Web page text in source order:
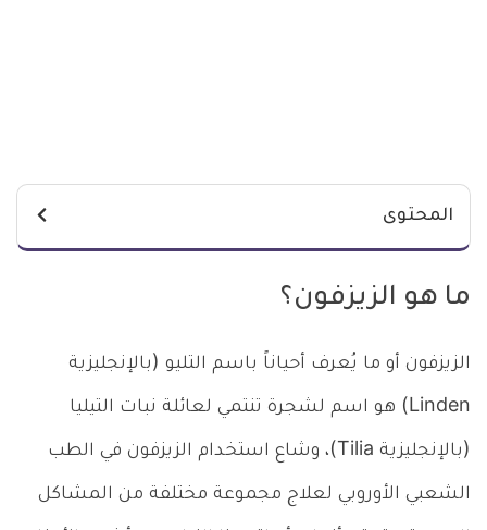
المحتوى
ما هو الزيزفون؟
الزيزفون أو ما يُعرف أحياناً باسم التليو (بالإنجليزية
Linden) هو اسم لشجرة تنتمي لعائلة نبات التيليا
(بالإنجليزية Tilia)، وشاع استخدام الزيزفون في الطب
الشعبي الأوروبي لعلاج مجموعة مختلفة من المشاكل